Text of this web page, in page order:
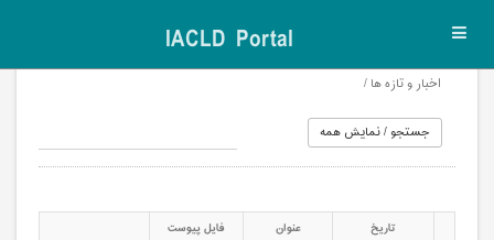
IACLD Portal
اخبار و تازه ها /
تاریخ عنوان فایل پیوست